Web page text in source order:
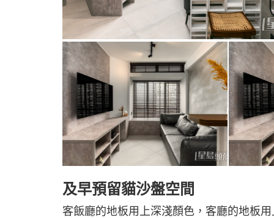
及早預留貓沙盤空間
客飯廳的地板用上深淺顏色，客廳的地板